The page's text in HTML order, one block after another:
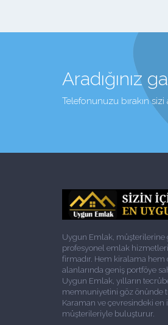
Aradığınız
Telefonunuzu bırakın sizi
Uygun Emlak, müşterilerine
profesyonel emlak
firmadır. Hem kiralama hem
alanlarında geniş portföye
Uygun Emlak, yılların
memnuniyetini göz önünde
Karaman ve çevresindeki en
müşterileriyle buluşturur.